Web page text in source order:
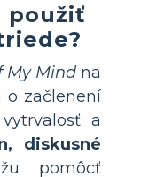
použiť
My Mindna
o začlenení
a
diskusné
pomôcť